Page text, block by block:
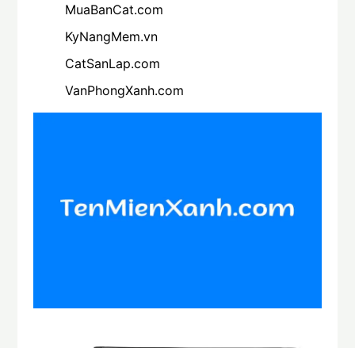
MuaBanCat.com
KyNangMem.vn
CatSanLap.com
VanPhongXanh.com